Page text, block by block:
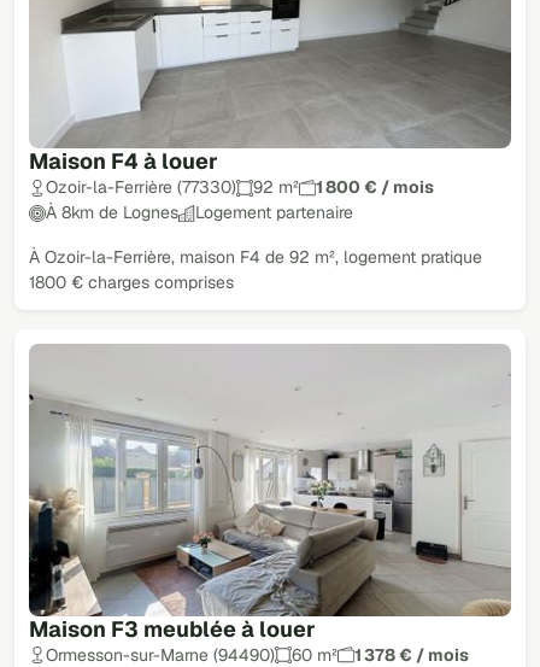
Maison F4 à louer
Ozoir-la-Ferrière (77330) 92 m²
1 800 € / mois
À 8km de Lognes
Logement partenaire
À Ozoir-la-Ferrière, maison F4 de 92 m², logement pratique
1800 € charges comprises
Maison F3 meublée à louer
Ormesson-sur-Marne (94490) 60 m²
1 378 € / mois